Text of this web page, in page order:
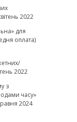
2022
для
оплата)
2022
з
часу»
2024